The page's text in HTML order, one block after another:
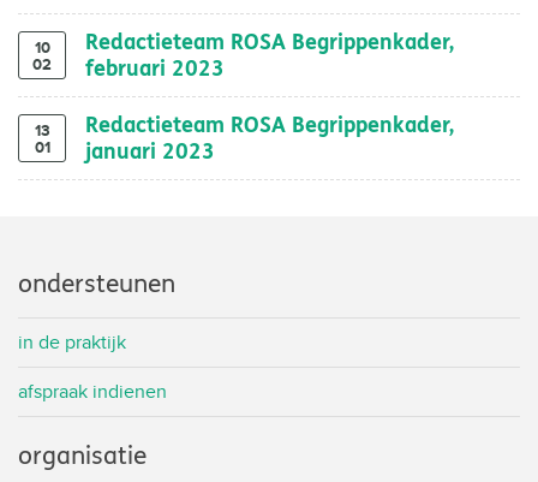
10
02
Redactieteam ROSA Begrippenkader,
februari 2023
13
01
Redactieteam ROSA Begrippenkader,
januari 2023
ondersteunen
in de praktijk
afspraak indienen
organisatie